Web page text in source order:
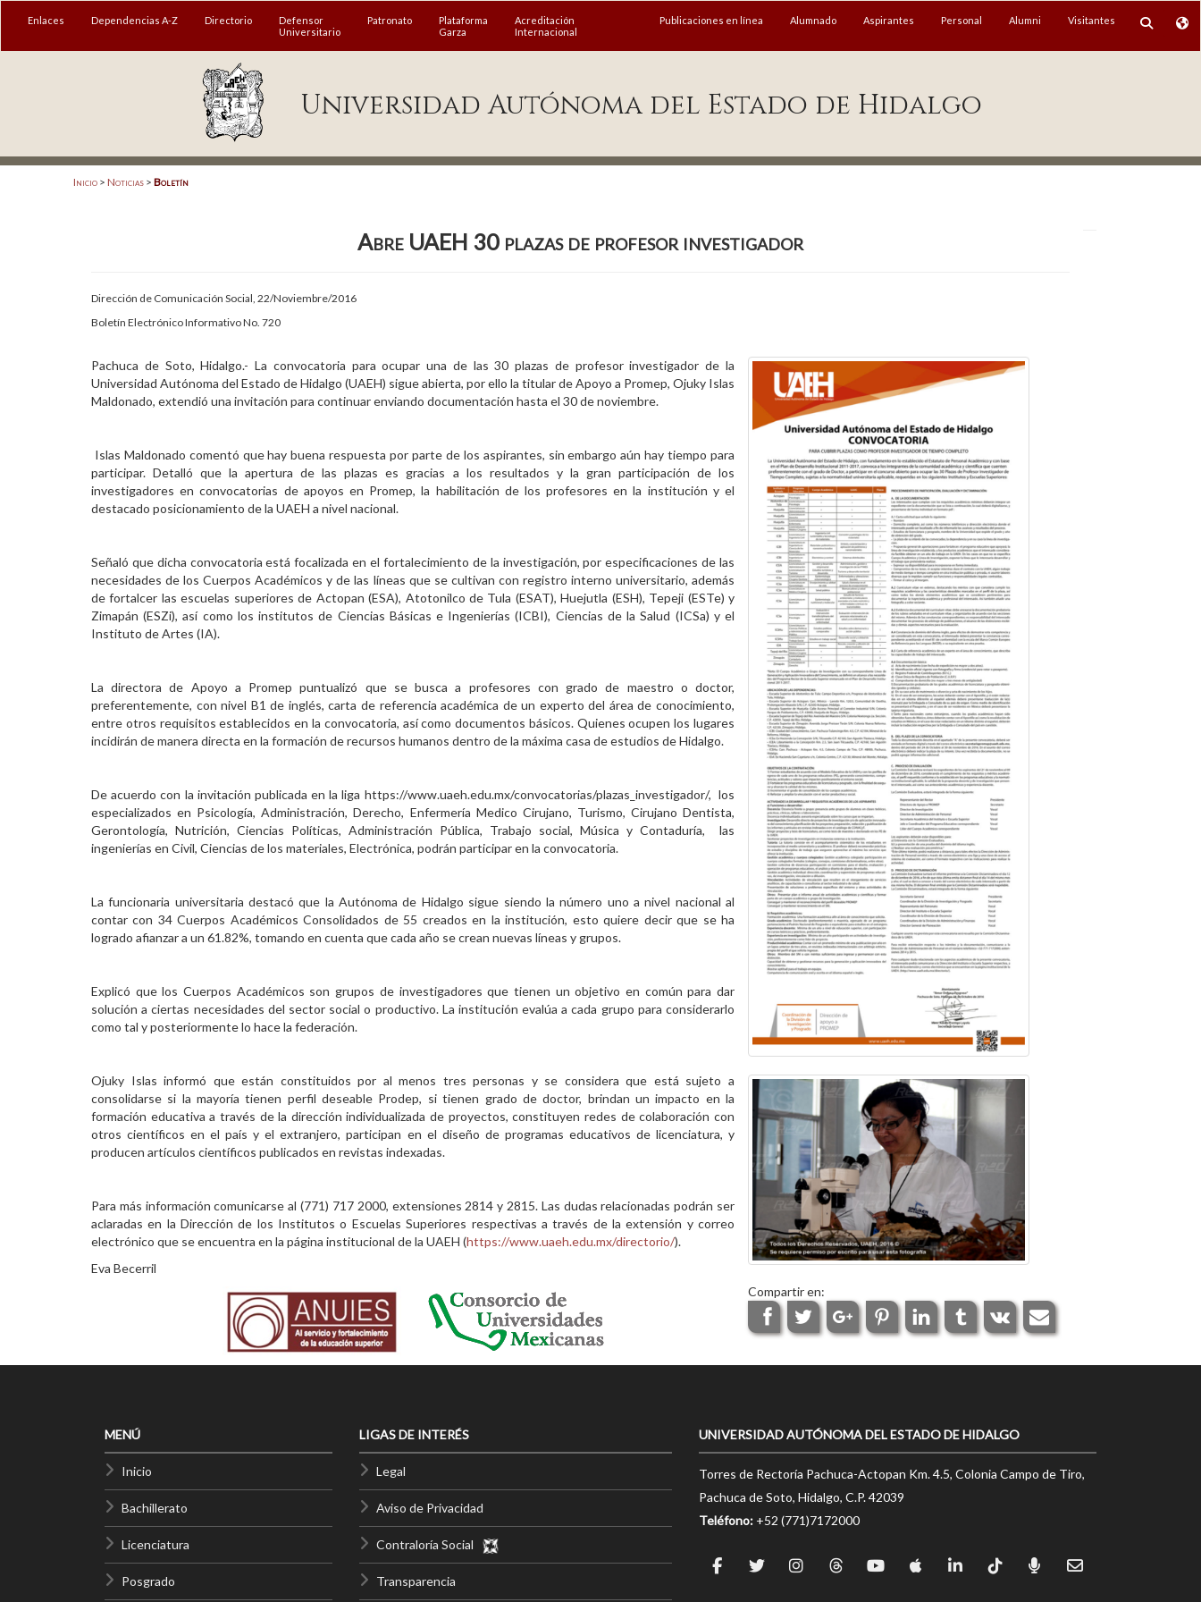
MENÚ
Acreditación Internacional
Enlaces Dependencias A-Z Directorio
Defensor
Universitario
Patronato
Plataforma
Garza
Acreditación
Internacional
Publicaciones en línea Alumnado Aspirantes Personal Alumni Visitantes
Universidad Autónoma del Estado de Hidalgo
Inicio > Noticias > Boletín
Abre UAEH 30 plazas de profesor investigador
Dirección de Comunicación Social, 22/Noviembre/2016
Boletín Electrónico Informativo No. 720
Pachuca de Soto, Hidalgo.- La convocatoria para ocupar una de las 30 plazas de profesor investigador de la
Universidad Autónoma del Estado de Hidalgo (UAEH) sigue abierta, por ello la titular de Apoyo a Promep, Ojuky Islas
Maldonado, extendió una invitación para continuar enviando documentación hasta el 30 de noviembre.
Islas Maldonado comentó que hay buena respuesta por parte de los aspirantes, sin embargo aún hay tiempo para
participar. Detalló que la apertura de las plazas es gracias a los resultados y la gran participación de los
investigadores en convocatorias de apoyos en Promep, la habilitación de los profesores en la institución y el
destacado posicionamiento de la UAEH a nivel nacional.
Señaló que dicha convocatoria está focalizada en el fortalecimiento de la investigación, por especificaciones de las
necesidades de los Cuerpos Académicos y de las líneas que se cultivan con registro interno universitario, además
de fortalcer las escuelas superiores de Actopan (ESA), Atotonilco de Tula (ESAT), Huejutla (ESH), Tepeji (ESTe) y
Zimapán (ESZi), así como los institutos de Ciencias Básicas e Ingenierías (ICBI), Ciencias de la Salud (ICSa) y el
Instituto de Artes (IA).
La directora de Apoyo a Promep puntualizó que se busca a profesores con grado de maestro o doctor,
preferentemente, con nivel B1 de inglés, carta de referencia académica de un experto del área de conocimiento,
entre otros requisitos establecidos en la convocatoria, así como documentos básicos. Quienes ocupen los lugares
incidirán de manera directa en la formación de recursos humanos dentro de la máxima casa de estudios de Hidalgo.
De acuerdo con la invitación publicada en la liga https://www.uaeh.edu.mx/convocatorias/plazas_investigador/, los
especializados en Psicología, Administración, Derecho, Enfermería Medico Cirujano, Turismo, Cirujano Dentista,
Gerontología, Nutrición, Ciencias Políticas, Administración Pública, Trabajo social, Música y Contaduría, las
ingenierías en Civil, Ciencias de los materiales, Electrónica, podrán participar en la convocatoria.
La funcionaria universitaria destacó que la Autónoma de Hidalgo sigue siendo la número uno a nivel nacional al
contar con 34 Cuerpos Académicos Consolidados de 55 creados en la institución, esto quiere decir que se ha
logrado afianzar a un 61.82%, tomando en cuenta que cada año se crean nuevas líneas y grupos.
Explicó que los Cuerpos Académicos son grupos de investigadores que tienen un objetivo en común para dar
solución a ciertas necesidades del sector social o productivo. La institución evalúa a cada grupo para considerarlo
como tal y posteriormente lo hace la federación.
Ojuky Islas informó que están constituidos por al menos tres personas y se considera que está sujeto a
consolidarse si la mayoría tienen perfil deseable Prodep, si tienen grado de doctor, brindan un impacto en la
formación educativa a través de la dirección individualizada de proyectos, constituyen redes de colaboración con
otros científicos en el país y el extranjero, participan en el diseño de programas educativos de licenciatura, y
producen artículos científicos publicados en revistas indexadas.
Para más información comunicarse al (771) 717 2000, extensiones 2814 y 2815. Las dudas relacionadas podrán ser
aclaradas en la Dirección de los Institutos o Escuelas Superiores respectivas a través de la extensión y correo
electrónico que se encuentra en la página institucional de la UAEH (https://www.uaeh.edu.mx/directorio/).
Eva Becerril
Compartir en:
MENÚ
Inicio
Bachillerato
Licenciatura
Posgrado
LIGAS DE INTERÉS
Legal
Aviso de Privacidad
Contraloría Social
Transparencia
UNIVERSIDAD AUTÓNOMA DEL ESTADO DE HIDALGO
Torres de Rectoría Pachuca-Actopan Km. 4.5, Colonia Campo de Tiro,
Pachuca de Soto, Hidalgo, C.P. 42039
Teléfono: +52 (771)7172000